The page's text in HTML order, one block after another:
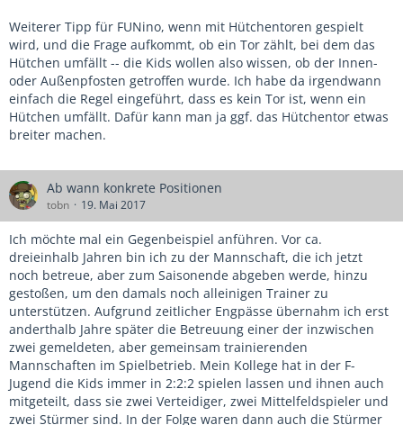
Weiterer Tipp für FUNino, wenn mit Hütchentoren gespielt
wird, und die Frage aufkommt, ob ein Tor zählt, bei dem das
Hütchen umfällt -- die Kids wollen also wissen, ob der Innen-
oder Außenpfosten getroffen wurde. Ich habe da irgendwann
einfach die Regel eingeführt, dass es kein Tor ist, wenn ein
Hütchen umfällt. Dafür kann man ja ggf. das Hütchentor etwas
breiter machen.
Ab wann konkrete Positionen
tobn 19. Mai 2017
Ich möchte mal ein Gegenbeispiel anführen. Vor ca.
dreieinhalb Jahren bin ich zu der Mannschaft, die ich jetzt
noch betreue, aber zum Saisonende abgeben werde, hinzu
gestoßen, um den damals noch alleinigen Trainer zu
unterstützen. Aufgrund zeitlicher Engpässe übernahm ich erst
anderthalb Jahre später die Betreuung einer der inzwischen
zwei gemeldeten, aber gemeinsam trainierenden
Mannschaften im Spielbetrieb. Mein Kollege hat in der F-
Jugend die Kids immer in 2:2:2 spielen lassen und ihnen auch
mitgeteilt, dass sie zwei Verteidiger, zwei Mittelfeldspieler und
zwei Stürmer sind. In der Folge waren dann auch die Stürmer